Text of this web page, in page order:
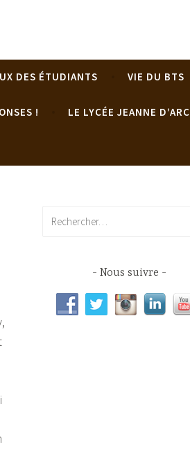
DES ÉTUDIANTS VIE DU BTS
! LE LYCÉE JEANNE D’ARC
Nous suivre